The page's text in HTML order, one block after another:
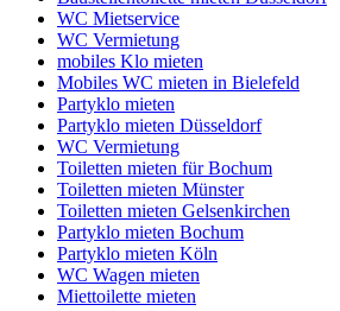
WC Mietservice
WC Vermietung
mobiles Klo mieten
Mobiles WC mieten in Bielefeld
Partyklo mieten
Partyklo mieten Düsseldorf
WC Vermietung
Toiletten mieten für Bochum
Toiletten mieten Münster
Toiletten mieten Gelsenkirchen
Partyklo mieten Bochum
Partyklo mieten Köln
WC Wagen mieten
Miettoilette mieten